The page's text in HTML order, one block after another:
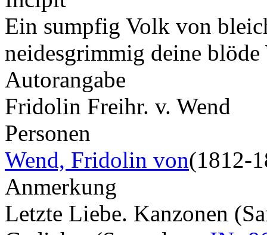
Ein sumpfig Volk von
neidesgrimmig deine
Autorangabe
Fridolin Freihr. v. Wend
Personen
Wend, Fridolin von(1812-
Anmerkung
Letzte Liebe. Kanzonen